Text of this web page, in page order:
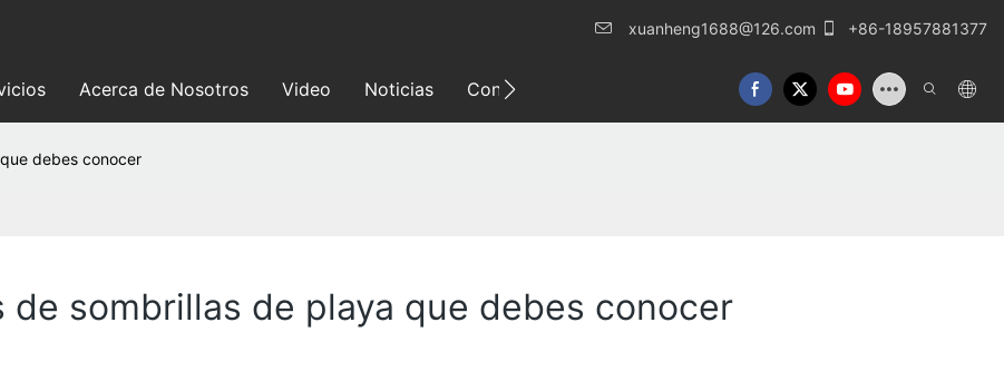
xuanheng1688@126.com +86-18957881377
Acerca de Nosotros Video Noticias Contáctenos
debes conocer
sombrillas de playa que debes conocer